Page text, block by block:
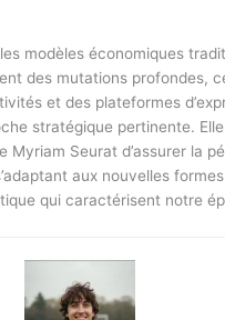
modèles économiques
des mutations profondes,
et des plateformes
stratégique pertinente.
Myriam Seurat d’assurer la
aux nouvelles
qui caractérisent notre